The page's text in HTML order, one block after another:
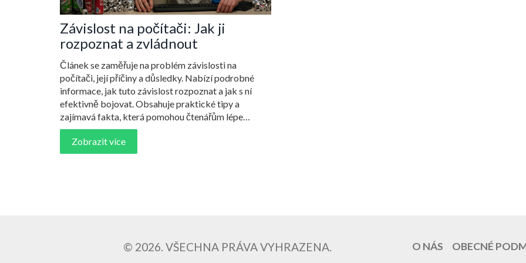
Závislost na počítači: Jak ji
rozpoznat a zvládnout
Článek se zaměřuje na problém závislosti na
počítači, její příčiny a důsledky. Nabízí podrobné
informace, jak tuto závislost rozpoznat a jak s ní
efektivně bojovat. Obsahuje praktické tipy a
zajímavá fakta, která pomohou čtenářům lépe
porozumět této závažné problematice.
Zobrazit více
© 2026. VŠECHNA PRÁVA VYHRAZENA. O NÁS OBECNÉ